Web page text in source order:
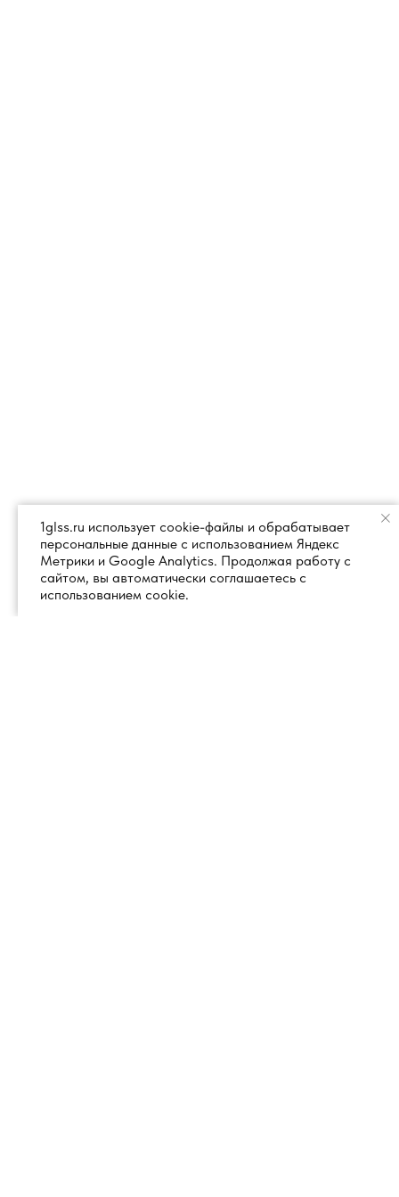
1glss.ru использует cookie-файлы и обрабатывает
персональные данные с использованием Яндекс
Метрики и Google Analytics. Продолжая работу с
сайтом, вы автоматически соглашаетесь с
использованием cookie.